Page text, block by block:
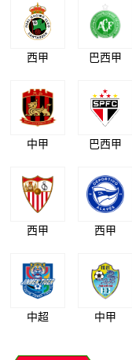
西甲 巴西甲
中甲 巴西甲
西甲 西甲
中超 中甲